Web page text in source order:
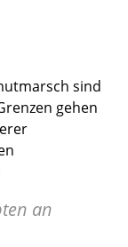
sind
gehen
an